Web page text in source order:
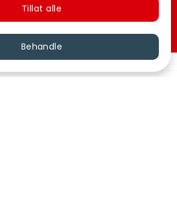
Tillat alle
Behandle Hurtigkjøp